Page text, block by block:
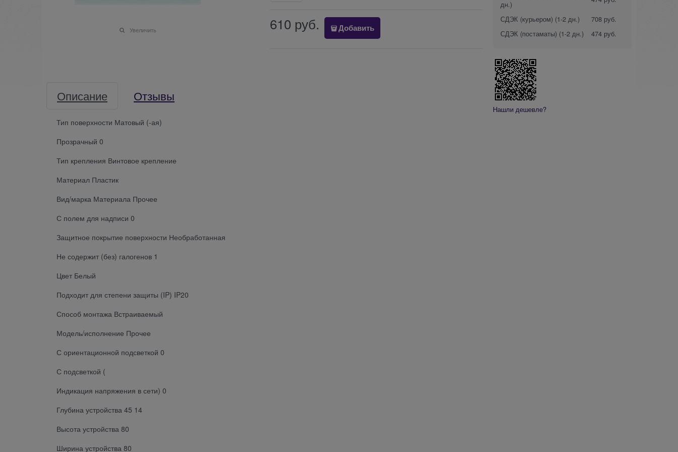
Увеличить 610 руб. Добавить
Описание Отзывы
Тип поверхности Матовый (-ая)
Прозрачный 0
Тип крепления Винтовое крепление
Материал Пластик
Вид/марка Материала Прочее
С полем для надписи 0
Защитное покрытие поверхности Необработанная
Не содержит (без) галогенов 1
Цвет Белый
Подходит для степени защиты (IP) IP20
Способ монтажа Встраиваемый
Модель/исполнение Прочее
С ориентационной подсветкой 0
С подсветкой (
Индикация напряжения в сети) 0
Глубина устройства 45 14
Высота устройства 80
Ширина устройства 80
дн.)
СДЭК (курьером) (1-2 дн.)
708 руб.
СДЭК (постаматы) (1-2 дн.) 474 руб.
Нашли дешевле?